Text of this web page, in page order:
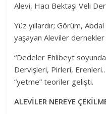
Alevi, Hacı Bektaşi Veli
Yüz yıllardır; Görüm,
yaşayan Aleviler dernekler
“Dedeler Ehlibeyt
Dervişleri, Pirleri,
“yetme” teoriler gelişti.
ALEVİLER NEREYE